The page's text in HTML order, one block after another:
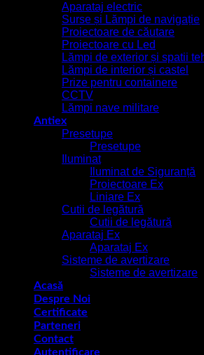
Aparataj electric
Surse și Lămpi de navigație
Proiectoare de căutare
Proiectoare cu Led
Lămpi de exterior și spatii
Lămpi de interior și castel
Prize pentru containere
CCTV
Lămpi nave militare
Antiex
Presetupe
Presetupe
Iluminat
Iluminat de Siguranță
Proiectoare Ex
Liniare Ex
Cutii de legătură
Cutii de legătură
Aparataj Ex
Aparataj Ex
Sisteme de avertizare
Sisteme de avertizare
Acasă
Despre Noi
Certificate
Parteneri
Contact
Autentificare